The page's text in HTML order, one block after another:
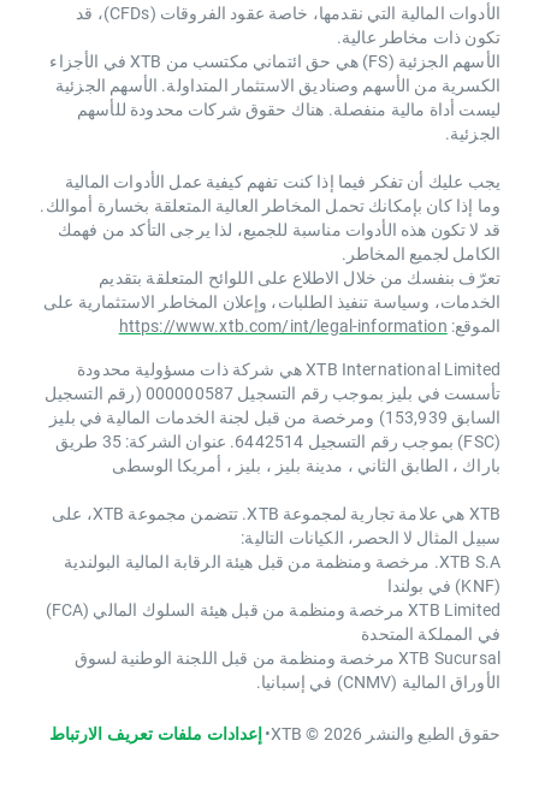
الأدوات المالية التي نقدمها، خاصة عقود الفروقات (CFDs)، قد
تكون ذات مخاطر عالية.
الأسهم الجزئية (FS) هي حق ائتماني مكتسب من XTB ​​في الأجزاء
الكسرية من الأسهم وصناديق الاستثمار المتداولة. الأسهم الجزئية
ليست أداة مالية منفصلة. هناك حقوق شركات محدودة للأسهم
الجزئية.
يجب عليك أن تفكر فيما إذا كنت تفهم كيفية عمل الأدوات المالية
وما إذا كان بإمكانك تحمل المخاطر العالية المتعلقة بخسارة أموالك.
قد لا تكون هذه الأدوات مناسبة للجميع، لذا يرجى التأكد من فهمك
الكامل لجميع المخاطر.
تعرّف بنفسك من خلال الاطلاع على اللوائح المتعلقة بتقديم
الخدمات، وسياسة تنفيذ الطلبات، وإعلان المخاطر الاستثمارية على
الموقع: https://www.xtb.com/int/legal-information
XTB International Limited هي شركة ذات مسؤولية محدودة
تأسست في بليز بموجب رقم التسجيل 000000587 (رقم التسجيل
السابق 153,939) ومرخصة من قبل لجنة الخدمات المالية في بليز
(FSC) بموجب رقم التسجيل 6442514. عنوان الشركة: 35 طريق
باراك ، الطابق الثاني ، مدينة بليز ، بليز ، أمريكا الوسطى
XTB هي علامة تجارية لمجموعة XTB. تتضمن مجموعة XTB، على
سبيل المثال لا الحصر، الكيانات التالية:
XTB S.A. مرخصة ومنظمة من قبل هيئة الرقابة المالية البولندية
(KNF) في بولندا
XTB Limited مرخصة ومنظمة من قبل هيئة السلوك المالي (FCA)
في المملكة المتحدة
XTB Sucursal مرخصة ومنظمة من قبل اللجنة الوطنية لسوق
الأوراق المالية (CNMV) في إسبانيا.
حقوق الطبع والنشر 2026 © XTB •إعدادات ملفات تعريف الارتباط